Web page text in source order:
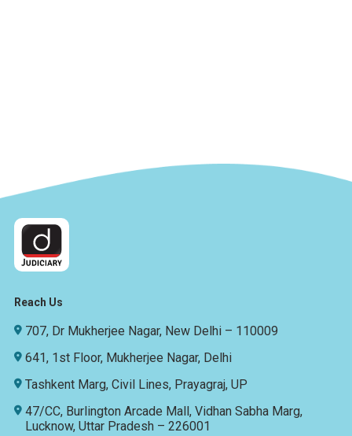
Reach Us
707, Dr Mukherjee Nagar, New Delhi – 110009
641, 1st Floor, Mukherjee Nagar, Delhi
Tashkent Marg, Civil Lines, Prayagraj, UP
47/CC, Burlington Arcade Mall, Vidhan Sabha Marg,
Lucknow, Uttar Pradesh – 226001